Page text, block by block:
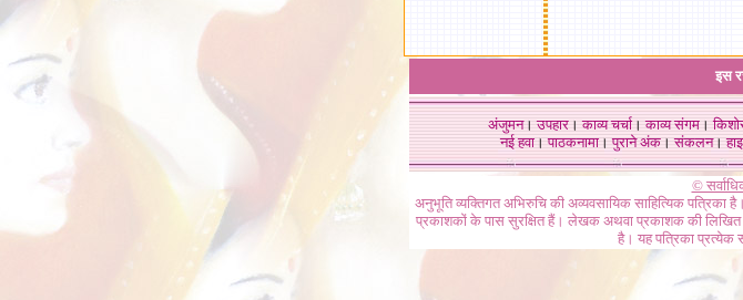
इस
अंजुमन।उपहार।काव्य चर्चा।काव्य संगम।
नई हवा। पाठकनामा। पुराने अंक। संकलन।
©
अनुभूति व्यक्तिगत अभिरुचि की अव्यवसायिक साहित्यिक
प्रकाशकों के पास सुरक्षित हैं। लेखक अथवा प्रकाशक की लिखित
है। यह पत्रिका प्रत्येक